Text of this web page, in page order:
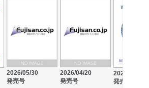
2026/05/30
発売号
2026/04/20
発売号
2026/03/16
発売号